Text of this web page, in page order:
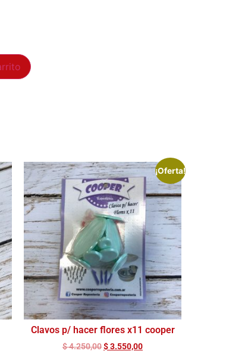
¡Oferta!
Clavos p/ hacer flores x11 cooper
$4.250,00$3.550,00